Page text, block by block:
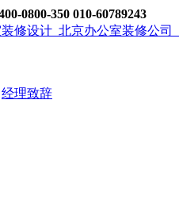
0800-350 010-60789243
经理致辞